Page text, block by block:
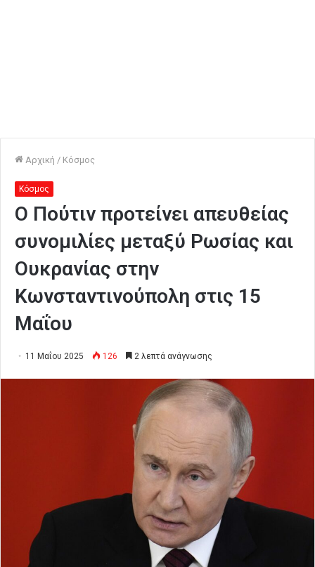
Αρχική / Κόσμος
Κόσμος
Ο Πούτιν προτείνει απευθείας
συνομιλίες μεταξύ Ρωσίας και
Ουκρανίας στην
Κωνσταντινούπολη στις 15
Μαΐου
11 Μαΐου 2025 126 2 λεπτά ανάγνωσης